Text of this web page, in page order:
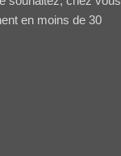
en moins de 30